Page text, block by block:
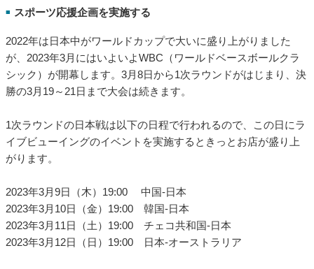
「au PAY グロースパック」とは？au PAYの加盟店向け新サービ
スを徹底解説
2022年10月から、au PAYに新たな加盟店向け集客支援サービスが加わりました。
その名も「au PAY グロースパック」。加盟店が自由にクーポンの値引き額や利用
可能時間を設定し、即座に発行できる新サービスです。
■ スポーツ応援企画を実施する
2022年は日本中がワールドカップで大いに盛り上がりました
が、2023年3月にはいよいよWBC（ワールドベースボールクラ